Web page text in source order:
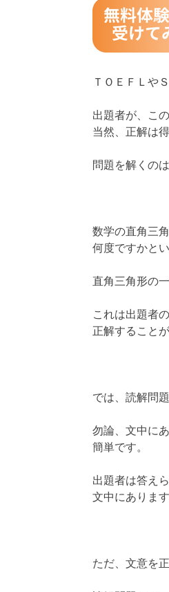
ＴＯＥＦＬや
出題者が、こ
当然、正解は
問題を解くの
数学の直角三
何度ですかと
直角三角形の
これは出題者
正解すること
では、読解問
勿論、文中に
簡単です。
出題者は答え
文中にあります
ただ、文意を